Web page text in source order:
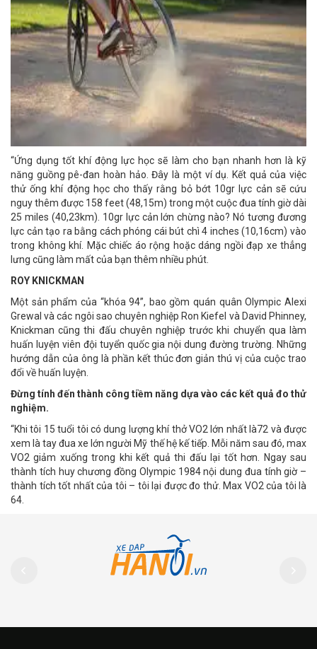
“Ứng dụng tốt khí động lực học sẽ làm cho bạn nhanh hơn là kỹ
năng guồng pê-đan hoàn hảo. Đây là một ví dụ. Kết quả của việc
thử ống khí động học cho thấy rằng bỏ bớt 10gr lực cản sẽ cứu
nguy thêm được 158 feet (48,15m) trong một cuộc đua tính giờ dài
25 miles (40,23km). 10gr lực cản lớn chừng nào? Nó tương đương
lực cản tạo ra bằng cách phóng cái bút chì 4 inches (10,16cm) vào
trong không khí. Mặc chiếc áo rộng hoặc dáng ngồi đạp xe thẳng
lưng cũng làm mất của bạn thêm nhiều phút.
ROY KNICKMAN
Một sản phẩm của “khóa 94”, bao gồm quán quân Olympic Alexi
Grewal và các ngôi sao chuyên nghiệp Ron Kiefel và David Phinney,
Knickman cũng thi đấu chuyên nghiệp trước khi chuyển qua làm
huấn luyện viên đội tuyển quốc gia nội dung đường trường. Những
hướng dẫn của ông là phần kết thúc đơn giản thú vị của cuộc trao
đổi về huấn luyện.
Đừng tính đến thành công tiềm năng dựa vào các kết quả đo thử
nghiệm.
“Khi tôi 15 tuổi tôi có dung lượng khí thở VO2 lớn nhất là72 và được
xem là tay đua xe lớn người Mỹ thế hệ kế tiếp. Mỗi năm sau đó, max
VO2 giảm xuống trong khi kết quả thi đấu lại tốt hơn. Ngay sau
thành tích huy chương đồng Olympic 1984 nội dung đua tính giờ –
thành tích tốt nhất của tôi – tôi lại được đo thử. Max VO2 của tôi là
64.